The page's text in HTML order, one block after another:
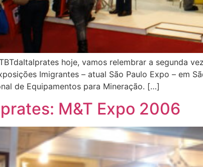
hoje, vamos relembrar a segunda
Imigrantes – atual São Paulo Expo – em
de Equipamentos para Mineração. […]
M&T Expo 2006